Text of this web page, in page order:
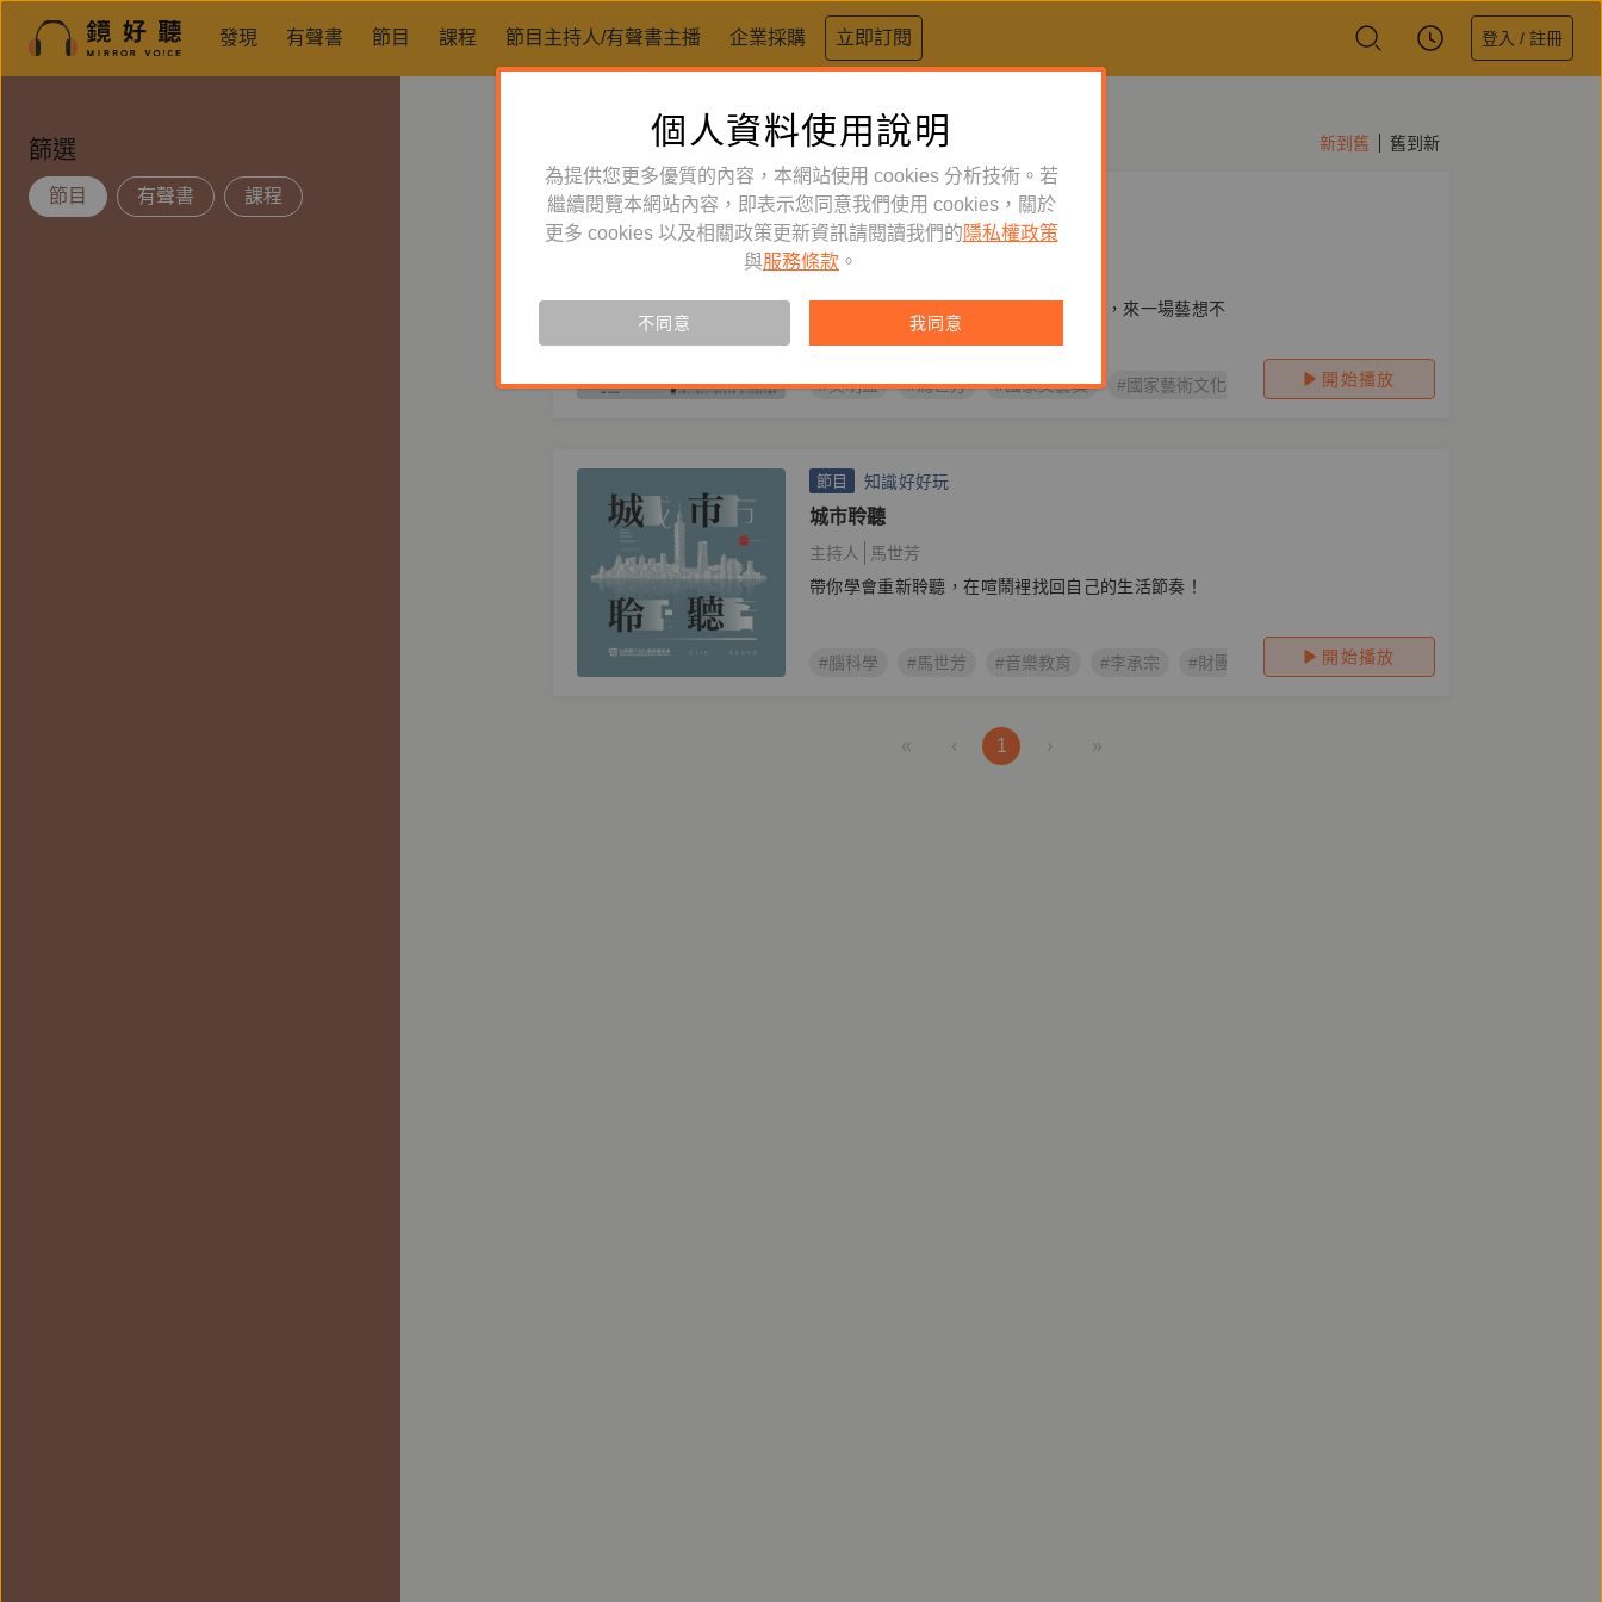
發現 有聲書 節目 課程 節目主持人/有聲書主播 企業採購 立即訂閱 登入 / 註冊
篩選
節目 有聲書 課程
新到舊 舊到新
節目 藝術人文
藝想不到：國家文藝獎得主問問看
主持人
聽第24屆國家文藝獎得主 × 最熟的朋友，來一場藝想不
#吳明益 #馬世芳 #國家文藝獎 #國家藝術文化基金會 #阮慶岳
開始播放
節目 知識好好玩
城市聆聽
主持人
馬世芳
帶你學會重新聆聽，在喧鬧裡找回自己的生活節奏！
#腦科學 #馬世芳 #音樂教育 #李承宗 #財團法人台新銀行文化藝術基金會
開始播放
« ‹ 1 › »
個人資料使用說明
為提供您更多優質的內容，本網站使用 cookies 分析技術。若
繼續閱覽本網站內容，即表示您同意我們使用 cookies，關於
更多 cookies 以及相關政策更新資訊請閱讀我們的 隱私權政策
與服務條款 。
不同意 我同意